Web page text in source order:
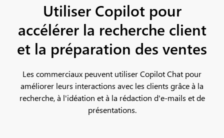
Utiliser Copilot pour
accélérer la recherche client
et la préparation des ventes
Les commerciaux peuvent utiliser Copilot Chat pour
améliorer leurs interactions avec les clients grâce à la
recherche, à l'idéation et à la rédaction d'e-mails et de
présentations.